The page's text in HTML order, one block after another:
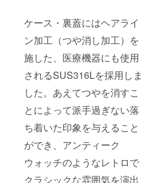
ケース・裏蓋にはヘアライ
ン加工（つや消し加工）を
施した、医療機器にも使用
されるSUS316Lを採用しま
した。あえてつやを消すこ
とによって派手過ぎない落
ち着いた印象を与えること
ができ、アンティーク
ウォッチのようなレトロで
クラシックな雰囲気を演出